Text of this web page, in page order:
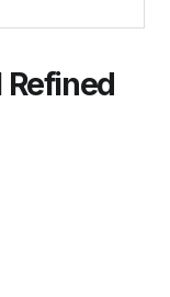
Refined